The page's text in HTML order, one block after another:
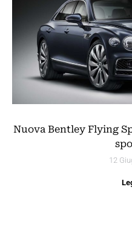
Nuova Bentley Flying
12